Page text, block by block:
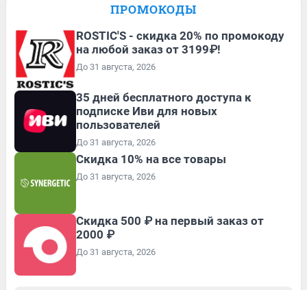
ПРОМОКОДЫ
ROSTIC'S - скидка 20% по промокоду
на любой заказ от 3199₽!
До 31 августа, 2026
35 дней бесплатного доступа к
подписке Иви для новых
пользователей
До 31 августа, 2026
Скидка 10% на все товары
До 31 августа, 2026
Скидка 500 ₽ на первый заказ от
2000 ₽
До 31 августа, 2026